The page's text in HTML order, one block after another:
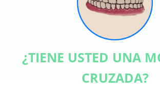
¿TIENE USTED UNA
CRUZADA?